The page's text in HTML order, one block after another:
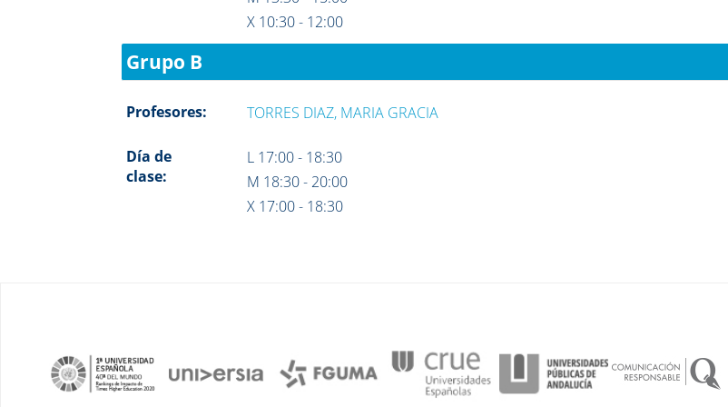
X 10:30 - 12:00
Grupo B
Profesores: TORRES DIAZ, MARIA GRACIA
Día de
clase:
L 17:00 - 18:30
M 18:30 - 20:00
X 17:00 - 18:30